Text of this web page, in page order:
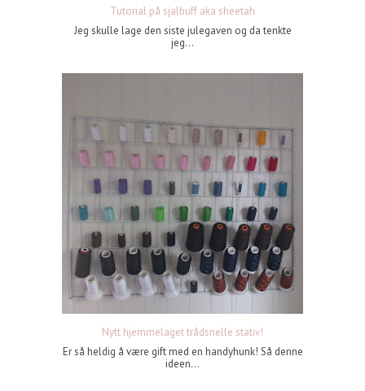
Tutorial på sjalbuff aka sheetah
Jeg skulle lage den siste julegaven og da tenkte
jeg...
Nytt hjemmelaget trådsnelle stativ!
Er så heldig å være gift med en handyhunk! Så denne
ideen...